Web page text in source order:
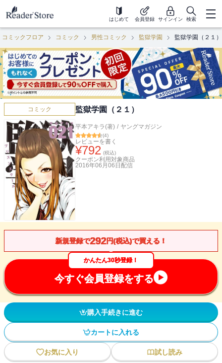
はじめて 会員登録 サインイン 検索
コミックフロア コミック 男性コミック 監獄学園 監獄学園（２１）
コミック 監獄学園（２１）
平本アキラ(著) / ヤングマガジン
(4)
レビューを書く
¥792 (税込)
クーポン利用対象商品
2016年06月06日 配信
新規登録で292円(税込)で買える！
かんたん30秒登録！
今すぐ会員登録をする
購入手続きに進む
カートに入れる
お気に入り
試し読み